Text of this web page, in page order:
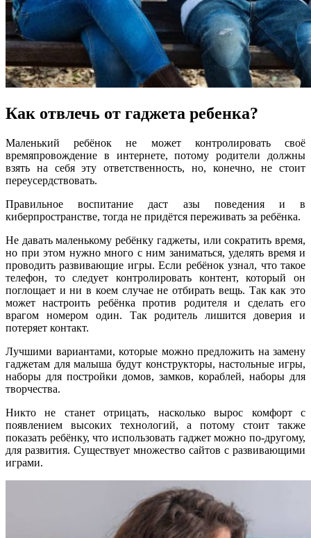
Как отвлечь от гаджета ребенка?
Маленький ребёнок не может контролировать своё
времяпровождение в интернете, потому родители должны
взять на себя эту ответственность, но, конечно, не стоит
переусердствовать.
Правильное воспитание даст азы поведения и в
киберпространстве, тогда не придётся переживать за ребёнка.
Не давать маленькому ребёнку гаджеты, или сократить время,
но при этом нужно много с ним заниматься, уделять время и
проводить развивающие игры. Если ребёнок узнал, что такое
телефон, то следует контролировать контент, который он
поглощает и ни в коем случае не отбирать вещь. Так как это
может настроить ребёнка против родителя и сделать его
врагом номером один. Так родитель лишится доверия и
потеряет контакт.
Лучшими вариантами, которые можно предложить на замену
гаджетам для малыша будут конструкторы, настольные игры,
наборы для постройки домов, замков, кораблей, наборы для
творчества.
Никто не станет отрицать, насколько вырос комфорт с
появлением высоких технологий, а потому стоит также
показать ребёнку, что использовать гаджет можно по-другому,
для развития. Существует множество сайтов с развивающими
играми.